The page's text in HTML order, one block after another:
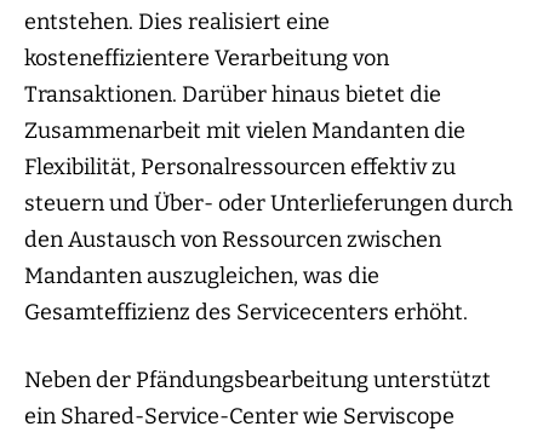
entstehen. Dies realisiert eine
kosteneffizientere Verarbeitung von
Transaktionen. Darüber hinaus bietet die
Zusammenarbeit mit vielen Mandanten die
Flexibilität, Personalressourcen effektiv zu
steuern und Über- oder Unterlieferungen durch
den Austausch von Ressourcen zwischen
Mandanten auszugleichen, was die
Gesamteffizienz des Servicecenters erhöht.
Neben der Pfändungsbearbeitung unterstützt
ein Shared-Service-Center wie Serviscope